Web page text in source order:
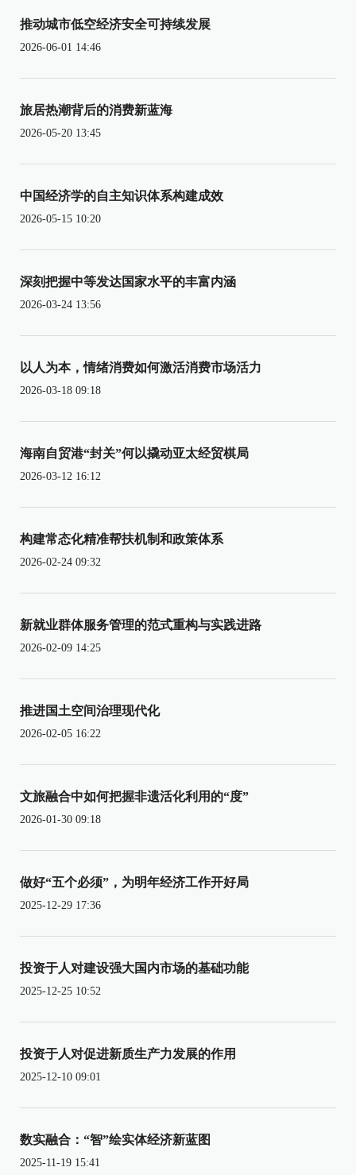
推动城市低空经济安全可持续发展
2026-06-01 14:46
旅居热潮背后的消费新蓝海
2026-05-20 13:45
中国经济学的自主知识体系构建成效
2026-05-15 10:20
深刻把握中等发达国家水平的丰富内涵
2026-03-24 13:56
以人为本，情绪消费如何激活消费市场活力
2026-03-18 09:18
海南自贸港“封关”何以撬动亚太经贸棋局
2026-03-12 16:12
构建常态化精准帮扶机制和政策体系
2026-02-24 09:32
新就业群体服务管理的范式重构与实践进路
2026-02-09 14:25
推进国土空间治理现代化
2026-02-05 16:22
文旅融合中如何把握非遗活化利用的“度”
2026-01-30 09:18
做好“五个必须”，为明年经济工作开好局
2025-12-29 17:36
投资于人对建设强大国内市场的基础功能
2025-12-25 10:52
投资于人对促进新质生产力发展的作用
2025-12-10 09:01
数实融合：“智”绘实体经济新蓝图
2025-11-19 15:41